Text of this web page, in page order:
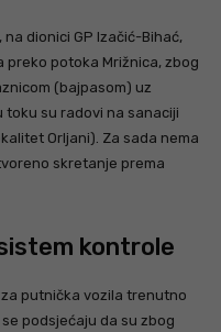
dionici GP Izačić-Bihać,
potoka Mrižnica, zbog
(bajpasom) uz
toku su radovi na sanaciji
Orljani). Za sada nema
skretanje prema
kontrole
putnička vozila trenutno
podsjećaju da su zbog